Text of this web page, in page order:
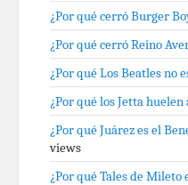
¿Por qué cerró Burger
¿Por qué cerró Reino
¿Por qué Los Beatles no
¿Por qué los Jetta huelen
¿Por qué Juárez es el
views
¿Por qué Tales de Mileto